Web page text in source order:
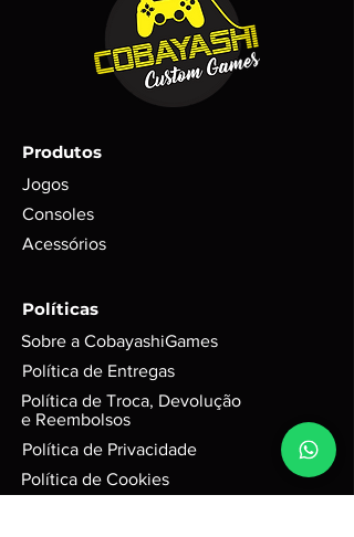
produto, mas em adicional imagens
ilustrativas;
Trata-se de um item RARO com
poucas unidades em estoque;
Todos os itens são testados antes
funcionamento em foto;
Para itens mais novos, não é
digitais foram ou não foram
utilizados. Exemplo: códigos, DLC’s
selo de garantia intacto;
Alguns produtos podem possui
riscos e sinais do tempo, mas
jogos em disco, podem possuir
leves riscos que não interferem na
performance do jogo.
Caixas e Embalagens:
acordo com o CEP colocado no ato
da compra e forma de envio escolhida.
(SEDEX, PAC etc..)
Produtos
Jogos
Consoles
Acessórios
Políticas
Sobre a CobayashiGames
Política de Entregas
Política de Troca, Devolução
e Reembolsos
Política de Privacidade
Política de Cookies